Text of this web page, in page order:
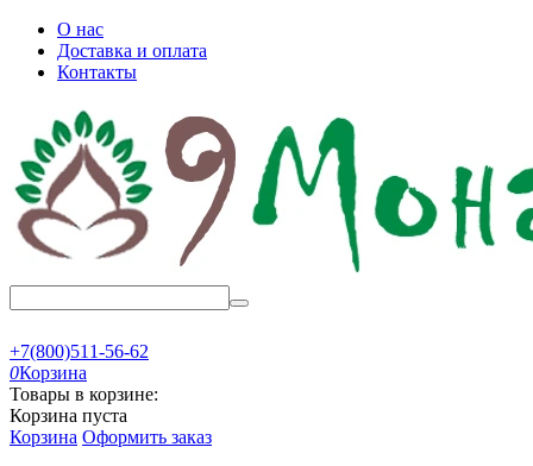
О нас
Доставка и оплата
Контакты
+7(800)511-56-62
0Корзина
Товары в корзине:
Корзина пуста
Корзина Оформить заказ